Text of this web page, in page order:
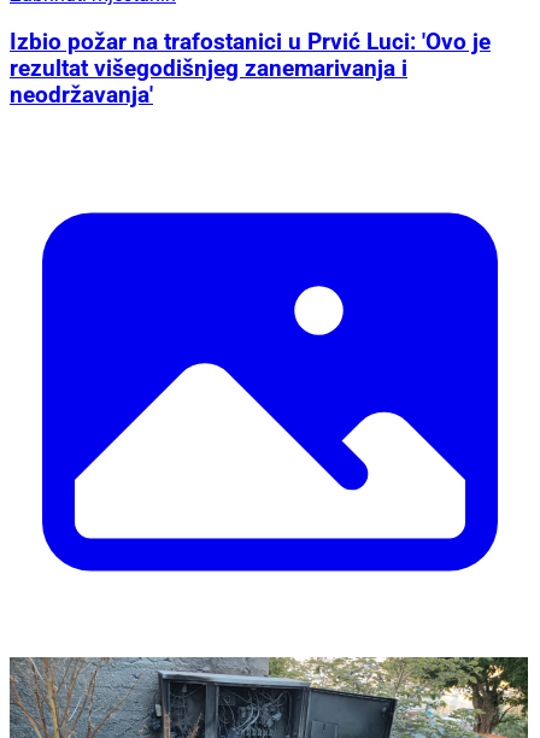
Izbio požar na trafostanici u Prvić Luci: 'Ovo je
rezultat višegodišnjeg zanemarivanja i
neodržavanja'